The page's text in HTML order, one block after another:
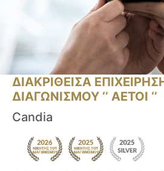
ΔΙΑΚΡΙΘΕΙΣΑ
ΔΙΑΓΩΝΙΣΜΟΥ ‘’ ΑΕΤΟΙ ‘’
Candia